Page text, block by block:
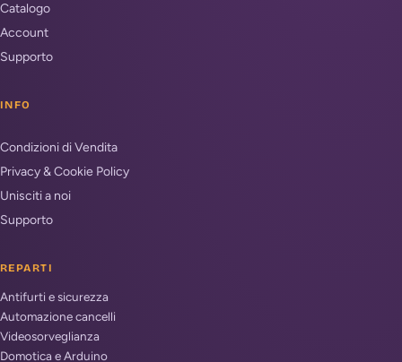
Catalogo
Account
Supporto
INFO
Condizioni di Vendita
Privacy & Cookie Policy
Unisciti a noi
Supporto
REPARTI
Antifurti e sicurezza
Automazione cancelli
Videosorveglianza
Domotica e Arduino